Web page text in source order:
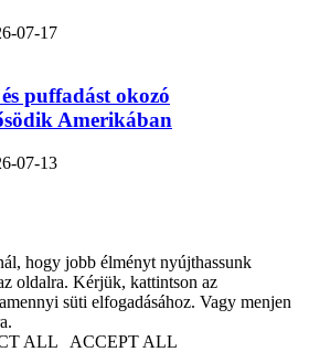
07-17
puffadást okozó
Amerikában
07-13
hogy jobb élményt nyújthassunk
oldalra. Kérjük, kattintson az
süti elfogadásához. Vagy menjen
ALL ACCEPT ALL